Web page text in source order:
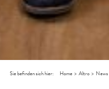
Sie befinden sich hier: Home > Altro >